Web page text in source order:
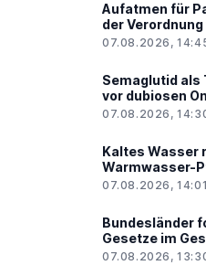
Aufatmen für
der
07.08.2026,
Semaglutid als
vor dubiosen
07.08.2026,
Kaltes Wasser
Warmwasser-
07.08.2026,
Bundesländer
Gesetze im
07.08.2026,